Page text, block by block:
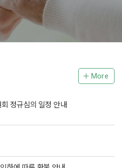
More
정규심의 일정 안내